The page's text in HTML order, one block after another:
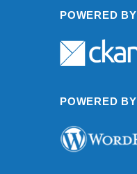
POWERED BY
POWERED BY